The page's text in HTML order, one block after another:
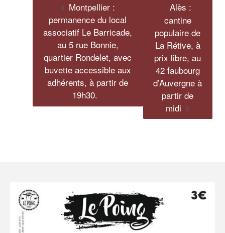
Montpellier :
permanence du local
associatif Le Barricade,
au 5 rue Bonnie,
quartier Rondelet, avec
buvette accessible aux
adhérents, à partir de
19h30.
Alès :
cantine
populaire de
La Rétive, à
prix libre, au
42 faubourg
d’Auvergne à
partir de
midi